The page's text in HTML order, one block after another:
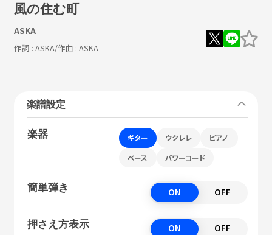
風の住む町
ASKA
作詞 : ASKA/作曲 : ASKA
楽譜設定
楽器 ギター ウクレレ ピアノ
ベース パワーコード
簡単弾き ON OFF
押さえ方表示 ON OFF